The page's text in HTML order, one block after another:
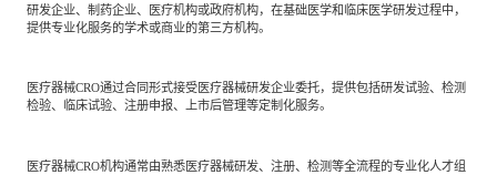
研发企业、制药企业、医疗机构或政府机构，在基础医学和临床医学研发过程中，
提供专业化服务的学术或商业的第三方机构。
医疗器械CRO通过合同形式接受医疗器械研发企业委托，提供包括研发试验、检测
检验、临床试验、注册申报、上市后管理等定制化服务。
医疗器械CRO机构通常由熟悉医疗器械研发、注册、检测等全流程的专业化人才组